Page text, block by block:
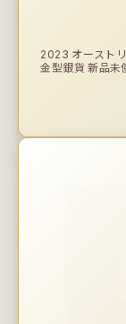
2023 オースト
金型銀貨 新品未